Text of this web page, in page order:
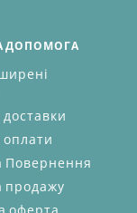
усіх
одягу
ДОПОМОГА
Повернення
продажу